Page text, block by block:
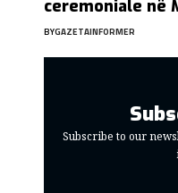
ceremoniale në
BYGAZETAINFORMER
Subscribe to our